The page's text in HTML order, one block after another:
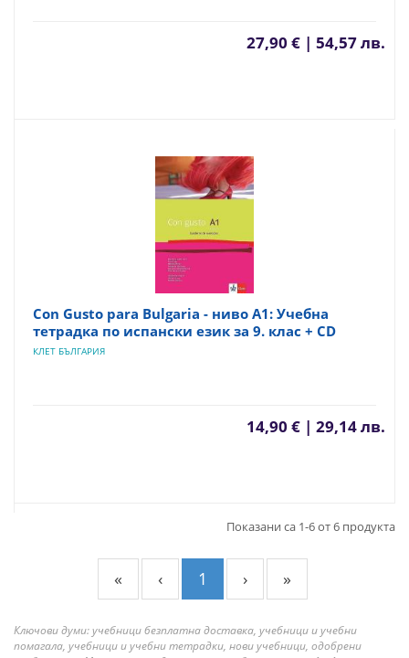
27,90 € | 54,57 лв.
Con Gusto para Bulgaria - ниво A1: Учебна
тетрадка по испански език за 9. клас + CD
КЛЕТ БЪЛГАРИЯ
14,90 € | 29,14 лв.
Показани са 1-6 от 6 продукта
« ‹ 1 › »
Ключови думи: учебници безплатна доставка, учебници и учебни
помагала, учебници и учебни тетрадки, нови учебници, одобрени